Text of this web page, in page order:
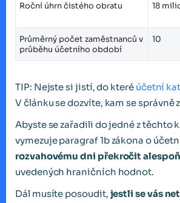
Roční úhrn čistého obratu 18
Průměrný počet zaměstnanců v
průběhu účetního období
10
TIP: Nejste si jistí, do které účetní
V článku se dozvíte, kam se správně
Abyste se zařadili do jedné z těchto
vymezuje paragraf 1b zákona o
rozvahovému dni překročit
uvedených hraničních hodnot.
Dál musíte posoudit, jestli se vás